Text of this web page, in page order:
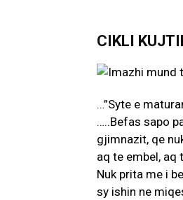
CIKLI
…”Syte e
…..Befas sapo
gjimnazit, qe
aq te embel, aq
Nuk prita me i
sy ishin ne